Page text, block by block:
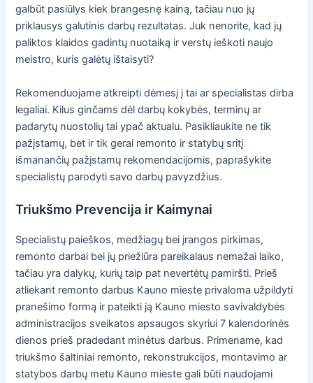
galbūt pasiūlys kiek brangesnę kainą, tačiau nuo jų
priklausys galutinis darbų rezultatas. Juk nenorite, kad jų
paliktos klaidos gadintų nuotaiką ir verstų ieškoti naujo
meistro, kuris galėtų ištaisyti?
Rekomenduojame atkreipti dėmesį į tai ar specialistas dirba
legaliai. Kilus ginčams dėl darbų kokybės, terminų ar
padarytų nuostolių tai ypač aktualu. Pasikliaukite ne tik
pažįstamų, bet ir tik gerai remonto ir statybų sritį
išmanančių pažįstamų rekomendacijomis, paprašykite
specialistų parodyti savo darbų pavyzdžius.
Triukšmo Prevencija ir Kaimynai
Specialistų paieškos, medžiagų bei įrangos pirkimas,
remonto darbai bei jų priežiūra pareikalaus nemažai laiko,
tačiau yra dalykų, kurių taip pat nevertėtų pamiršti. Prieš
atliekant remonto darbus Kauno mieste privaloma užpildyti
pranešimo formą ir pateikti ją Kauno miesto savivaldybės
administracijos sveikatos apsaugos skyriui 7 kalendorinės
dienos prieš pradedant minėtus darbus. Primename, kad
triukšmo šaltiniai remonto, rekonstrukcijos, montavimo ar
statybos darbų metu Kauno mieste gali būti naudojami